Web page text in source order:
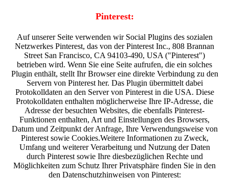
Pinterest:
Auf unserer Seite verwenden wir Social Plugins des sozialen
Netzwerkes Pinterest, das von der Pinterest Inc., 808 Brannan
Street San Francisco, CA 94103-490, USA ("Pinterest")
betrieben wird. Wenn Sie eine Seite aufrufen, die ein solches
Plugin enthält, stellt Ihr Browser eine direkte Verbindung zu den
Servern von Pinterest her. Das Plugin übermittelt dabei
Protokolldaten an den Server von Pinterest in die USA. Diese
Protokolldaten enthalten möglicherweise Ihre IP-Adresse, die
Adresse der besuchten Websites, die ebenfalls Pinterest-
Funktionen enthalten, Art und Einstellungen des Browsers,
Datum und Zeitpunkt der Anfrage, Ihre Verwendungsweise von
Pinterest sowie Cookies.Weitere Informationen zu Zweck,
Umfang und weiterer Verarbeitung und Nutzung der Daten
durch Pinterest sowie Ihre diesbezüglichen Rechte und
Möglichkeiten zum Schutz Ihrer Privatsphäre finden Sie in den
den Datenschutzhinweisen von Pinterest: